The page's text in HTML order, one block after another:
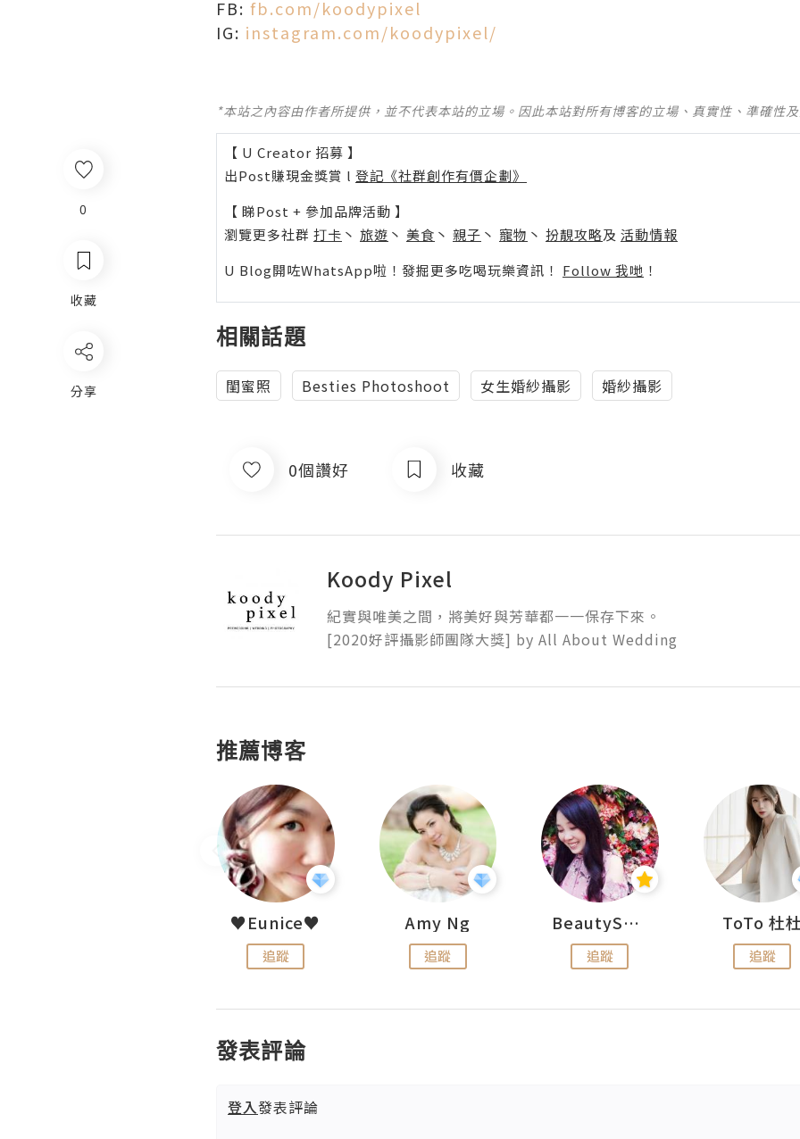
0
收藏
分享
FB: fb.com/koodypixel
IG: instagram.com/koodypixel/
*本站之內容由作者所提供，並不代表本站的立場。因此本站對所有博客的立場、真實性、準確性
【 U Creator 招募 】
出Post賺現金獎賞 l 登記《社群創作有價企劃》
【 睇Post + 參加品牌活動 】
瀏覽更多社群 打卡 丶 旅遊 丶 美食 丶 親子 丶 寵物 丶 扮靚攻略及 活動情報
U Blog開咗WhatsApp啦！發掘更多吃喝玩樂資訊！ Follow 我哋 ！
相關話題
閨蜜照 Besties Photoshoot 女生婚紗攝影 婚紗攝影
0個讚好 收藏
Koody Pixel
紀實與唯美之間，將美好與芳華都一一保存下來。
[2020好評攝影師團隊大獎] by All About Wedding
推薦博客
♥Eunice♥
追蹤
Amy Ng
追蹤
BeautySearch
追蹤
ToTo 杜
追蹤
發表評論
登入發表評論